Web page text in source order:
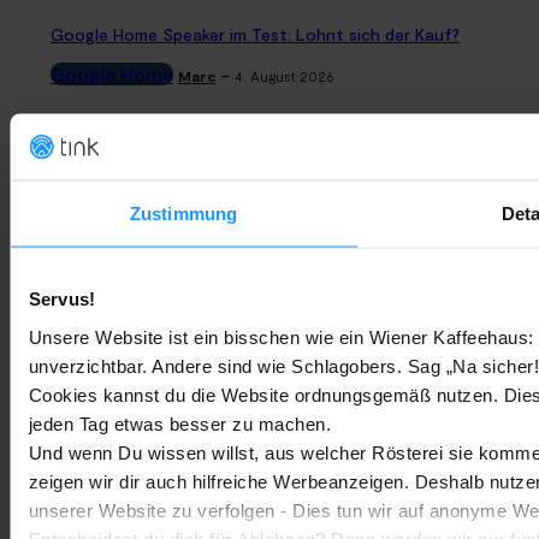
Zustimmung
Servus!
Unsere Website ist ein bisschen wie ein Wiener
unverzichtbar. Andere sind wie Schlagobers. Sag „Na
Cookies kannst du die Website ordnungsgemäß nutzen.
jeden Tag etwas besser zu machen.
Und wenn Du wissen willst, aus welcher Rösterei sie
zeigen wir dir auch hilfreiche Werbeanzeigen. Deshalb
unserer Website zu verfolgen - Dies tun wir auf anonyme
Google Home Speaker im Test: Lohnt sich der Kauf?
Google Home Marc - 4. August 2026
Rauchmelder Test 2026: Die besten smarten Modelle für Dein
Bestenlisten Marc - 3. August 2026
Sony WH-CH730N geleakt: Alles zu Sonys neuen Budget-
Kopfhörern
Trends & Technologien -
Homematic IP Kamera: Die neue Kamerafamilie im Überblick
Smarte Sicherheit -
MEHR LADEN